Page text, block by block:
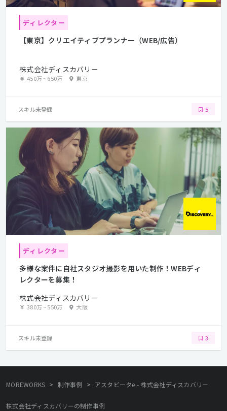
ディレクター
【東京】クリエイティブプランナー（WEB/広告）
株式会社ディスカバリー
450万~650万 東京
スキル未登録 5
ディレクター
多様な案件に自社スタジオ撮影を用いた制作！WEBディ
レクターを募集！
株式会社ディスカバリー
380万~550万 大阪
スキル未登録 3
MOREWORKS > 制作事例 > アスタビータe - 株式会社ディスカバリー
株式会社ディスカバリーの制作事例